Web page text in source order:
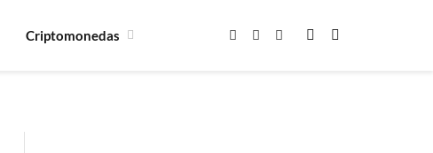
Criptomonedas Facebook
X
Instagram